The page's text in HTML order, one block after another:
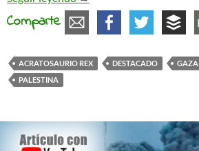
Comparte
ACRATOSAURIO REX DESTACADO GAZA
PALESTINA